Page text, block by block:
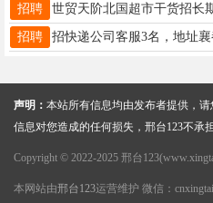
招聘
招聘 招快递公司客服3名，地址襄
声明： 本站所有信息均由发布者提供，
信息对您造成的任何损失，邢台123不承
Copyright © 2022-2025 邢台
本网站由邢台123运营维护 微信：cnxingtai